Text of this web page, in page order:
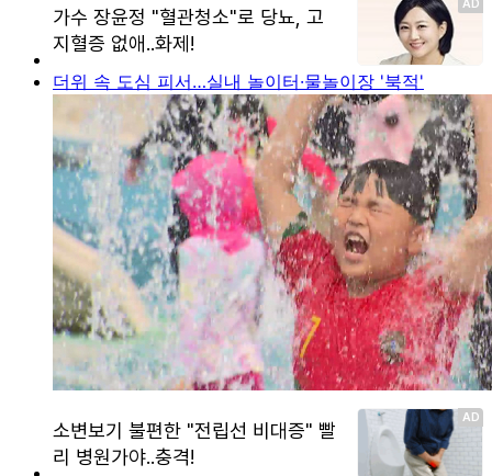
더위 속 도심 피서…실내 놀이터·물놀이장 '북적'